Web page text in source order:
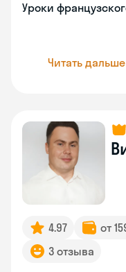
Уроки
Читать дальше
4.97 от
3 отзыва